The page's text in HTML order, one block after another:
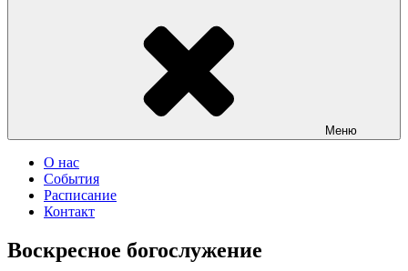
Меню
О нас
События
Расписание
Контакт
Воскресное богослужение